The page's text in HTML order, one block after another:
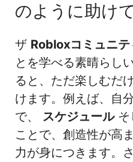
のように助け
ザ Robloxコミュニテ
とを学べる素晴らし
ると、ただ楽しむだ
けます。例えば、自
で、 スケジュールそ
ことで、創造性が高
力が身につきます。